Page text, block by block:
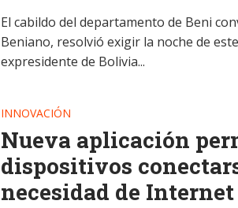
El cabildo del departamento de Beni
Beniano, resolvió exigir la noche de
expresidente de Bolivia...
INNOVACIÓN
Nueva aplicación
dispositivos
necesidad de Internet